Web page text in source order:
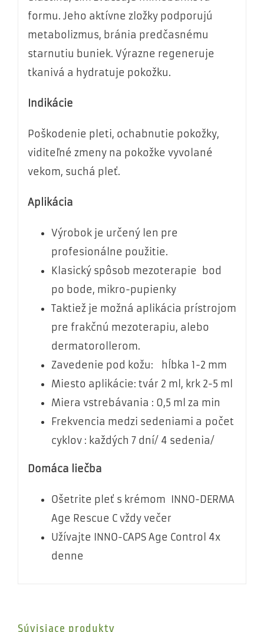
formu. Jeho aktívne zložky podporujú
metabolizmus, bránia predčasnému
starnutiu buniek. Výrazne regeneruje
tkanivá a hydratuje pokožku.
Indikácie
Poškodenie pleti, ochabnutie pokožky,
viditeľné zmeny na pokožke vyvolané
vekom, suchá pleť.
Aplikácia
Výrobok je určený len pre
profesionálne použitie.
Klasický spôsob mezoterapie bod
po bode, mikro-pupienky
Taktiež je možná aplikácia prístrojom
pre frakčnú mezoterapiu, alebo
dermatorollerom.
Zavedenie pod kožu: hĺbka 1-2 mm
Miesto aplikácie: tvár 2 ml, krk 2-5 ml
Miera vstrebávania : 0,5 ml za min
Frekvencia medzi sedeniami a počet
cyklov : každých 7 dní/ 4 sedenia/
Domáca liečba
Ošetrite pleť s krémom INNO-DERMA
Age Rescue C vždy večer
Užívajte INNO-CAPS Age Control 4x
denne
Súvisiace produkty